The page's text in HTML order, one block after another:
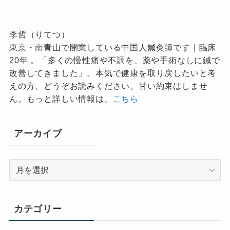
李哲（りてつ）
東京・南青山で開業している中国人鍼灸師です｜臨床
20年 。「多くの慢性痛や不調を、薬や手術なしに鍼で
改善してきました」。本気で健康を取り戻したいと考
えの方、どうぞお読みください。甘い約束はしませ
ん。もっと詳しい情報は、
こちら
アーカイブ
ブ
カテゴリー